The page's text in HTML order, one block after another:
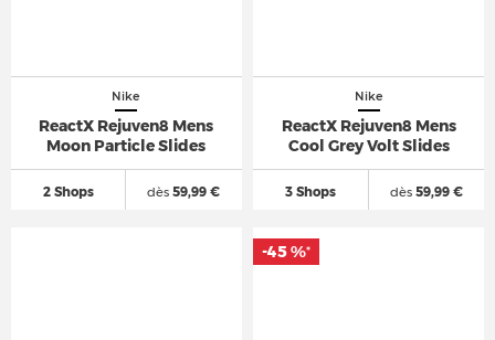
Nike
ReactX Rejuven8 Mens
Moon Particle Slides
2 Shops dès 59,99 €
Nike
ReactX Rejuven8 Mens
Cool Grey Volt Slides
3 Shops dès59,99 €
-45 %*